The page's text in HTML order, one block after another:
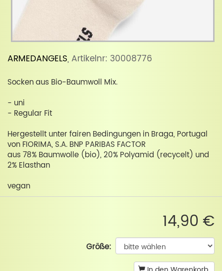
ARMEDANGELS, Artikelnr: 30008776
Socken aus Bio-Baumwoll Mix.
- uni
- Regular Fit
Hergestellt unter fairen Bedingungen in Braga, Portugal
von FIORIMA, S.A. BNP PARIBAS FACTOR
aus 78% Baumwolle (bio), 20% Polyamid (recycelt) und
2% Elasthan
vegan
14,90 €
Größe: